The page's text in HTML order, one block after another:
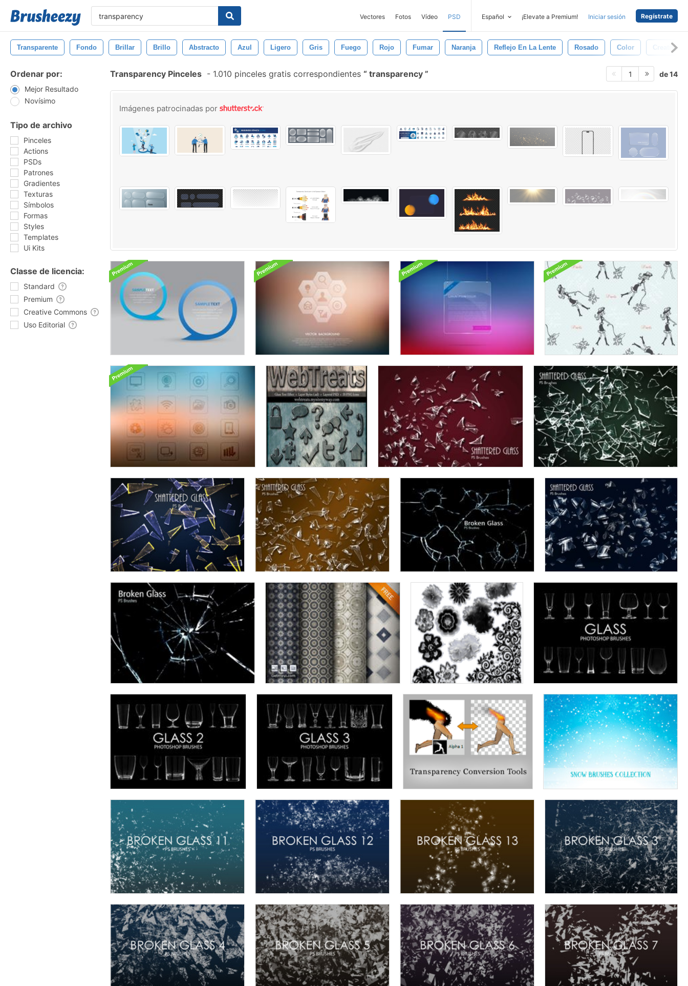
Vectores Fotos Vídeo PSD Español ¡Elevate a Premium! Iniciar sesión Regístrate
Transparente Fondo Brillar Brillo Abstracto Azul Ligero Gris Fuego Rojo Fumar Naranja Reflejo En La Lente Rosado Color Creativo
Ordenar por:
Mejor Resultado
Novísimo
Tipo de archivo
Pinceles
Actions
PSDs
Patrones
Gradientes
Texturas
Símbolos
Formas
Styles
Templates
Ui Kits
Classe de licencia:
Standard
Premium
Creative Commons
Uso Editorial
Transparency Pinceles - 1.010 pinceles gratis correspondientes transparency 1 de 14
Imágenes patrocinadas por